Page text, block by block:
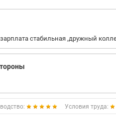
стабильная ,дружный
Условия труда: